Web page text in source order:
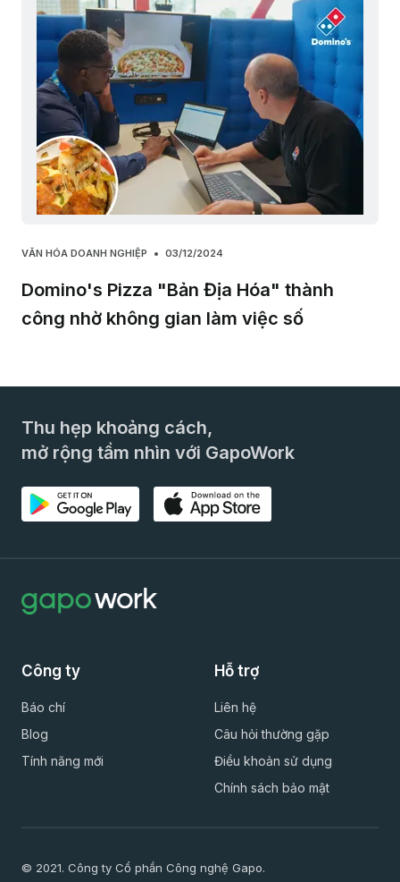
VĂN HÓA DOANH NGHIỆP 03/12/2024
Domino's Pizza "Bản Địa Hóa" thành
công nhờ không gian làm việc số
Thu hẹp khoảng cách,
mở rộng tầm nhìn với GapoWork
Công ty
Báo chí
Blog
Tính năng mới
Hỗ trợ
Liên hệ
Câu hỏi thường gặp
Điều khoản sử dụng
Chính sách bảo mật
© 2021. Công ty Cổ phần Công nghệ Gapo.